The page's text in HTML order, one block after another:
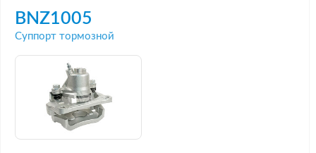
BNZ1005
Суппорт тормозной